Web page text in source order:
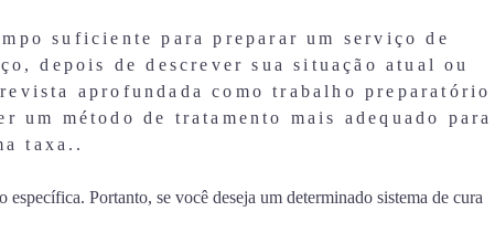
suficiente para preparar um serviço de
depois de descrever sua situação atual ou
aprofundada como trabalho preparatório
método de tratamento mais adequado para
taxa. .
Portanto, se você deseja um determinado sistema de cura